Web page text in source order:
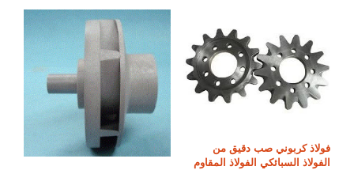
فولاذ كربوني صب دقيق من
الفولاذ السبائكي الفولاذ المقاوم